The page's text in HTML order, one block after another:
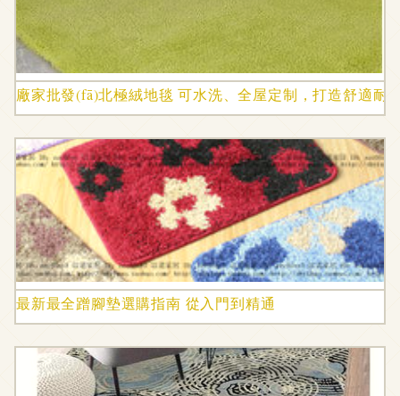
廠家批發(fā)北極絨地毯 可水洗、全屋定制，打造舒適耐
最新最全蹭腳墊選購指南 從入門到精通